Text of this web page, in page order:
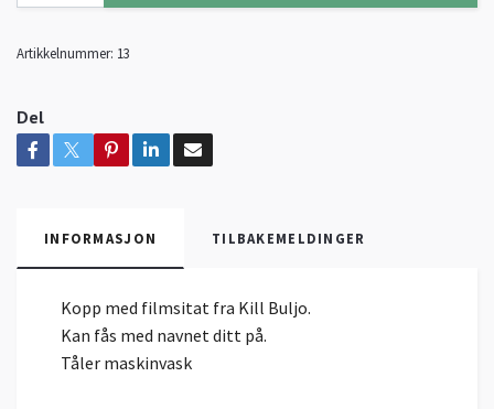
Artikkelnummer: 13
Del
INFORMASJON TILBAKEMELDINGER
Kopp med filmsitat fra Kill Buljo.
Kan fås med navnet ditt på.
Tåler maskinvask